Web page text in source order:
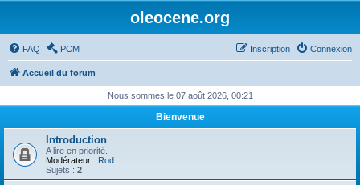
oleocene.org
FAQ PCM Connexion
Inscription
Accueil du forum
Nous sommes le 07 août 2026, 00:21
Bienvenue
Introduction
A lire en priorité.
Modérateur : Rod
Sujets : 2